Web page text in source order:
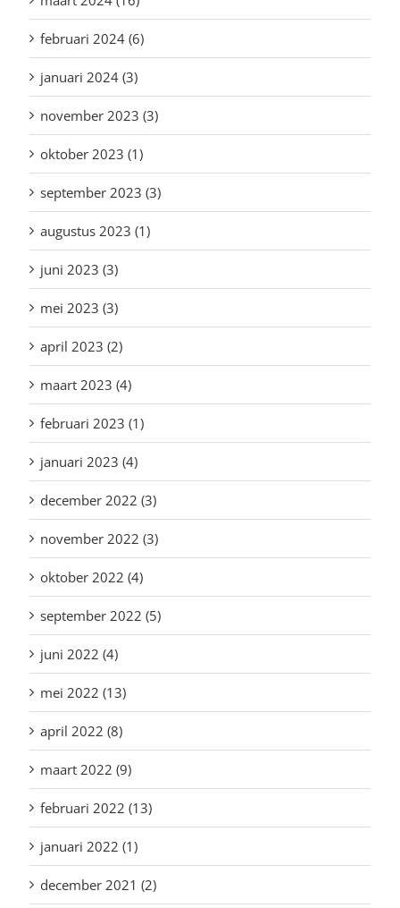
februari 2024 (6)
januari 2024 (3)
november 2023 (3)
oktober 2023 (1)
september 2023 (3)
augustus 2023 (1)
juni 2023 (3)
mei 2023 (3)
april 2023 (2)
maart 2023 (4)
februari 2023 (1)
januari 2023 (4)
december 2022 (3)
november 2022 (3)
oktober 2022 (4)
september 2022 (5)
juni 2022 (4)
mei 2022 (13)
april 2022 (8)
maart 2022 (9)
februari 2022 (13)
januari 2022 (1)
december 2021 (2)